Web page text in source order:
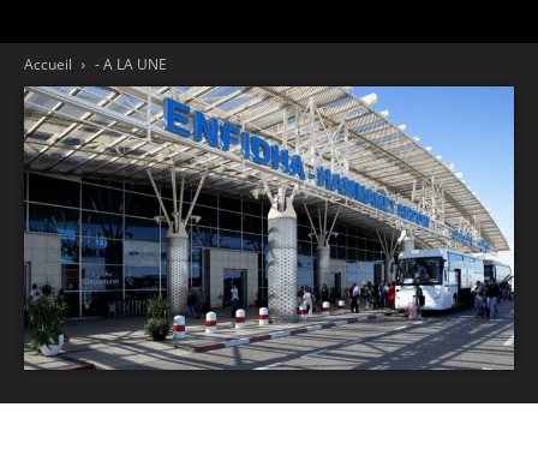
Accueil - A LA UNE